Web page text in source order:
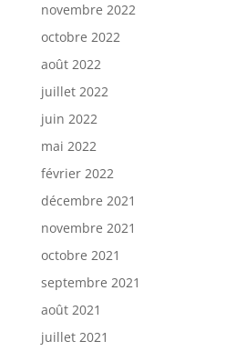
novembre 2022
octobre 2022
août 2022
juillet 2022
juin 2022
mai 2022
février 2022
décembre 2021
novembre 2021
octobre 2021
septembre 2021
août 2021
juillet 2021